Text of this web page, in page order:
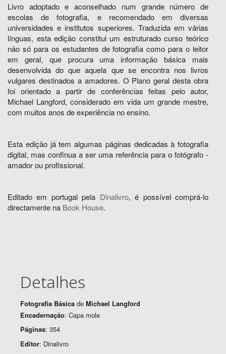
Livro adoptado e aconselhado num grande número de
escolas de fotografia, e recomendado em diversas
universidades e institutos superiores. Traduzida em várias
línguas, esta edição constitui um estruturado curso teórico
não só para os estudantes de fotografia como para o leitor
em geral, que procura uma informação básica mais
desenvolvida do que aquela que se encontra nos livros
vulgares destinados a amadores. O Plano geral desta obra
foi orientado a partir de conferências feitas pelo autor,
Michael Langford, considerado em vida um grande mestre,
com muitos anos de experiência no ensino.
Esta edição já tem algumas páginas dedicadas à fotografia
digital, mas confinua a ser uma referência para o fotógrafo -
amador ou profissional.
Editado em portugal pela Dinalivro, é possível comprá-lo
directamente na Book House.
Detalhes
Fotografia Básica de Michael Langford
Encadernação: Capa mole
Páginas: 354
Editor: Dinalivro